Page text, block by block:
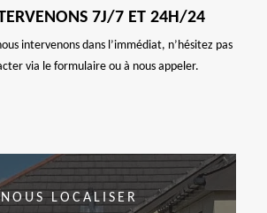
7J/7 ET 24H/24
intervenons dans l’immédiat, n’hésitez pas
via le formulaire ou à nous appeler.
NOUS LOCALISER